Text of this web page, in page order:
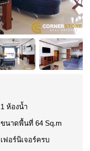
1 ห้องน้ำ
ขนาดพื้นที่ 64 Sq.m
เฟอร์นิเจอร์ครบ